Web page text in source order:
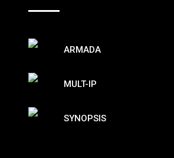
ARMADA
MULT-IP
SYNOPSIS